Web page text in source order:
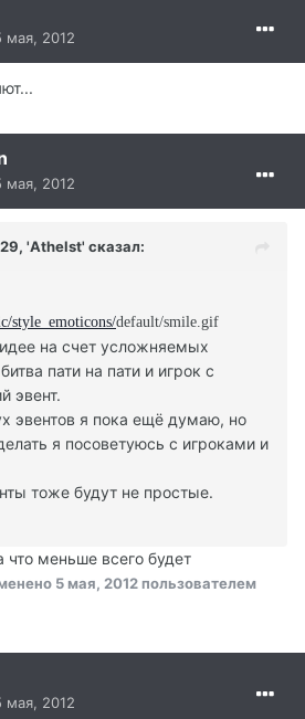
мая, 2012
мая, 2012
'Athelst' сказал:
style_emoticons/default/smile.gif
на счет усложняемых
пати на пати и игрок с
эвент.
эвентов я пока ещё думаю, но
я посоветуюсь с игроками и
тоже будут не простые.
что меньше всего будет
5 мая, 2012пользователем
мая, 2012